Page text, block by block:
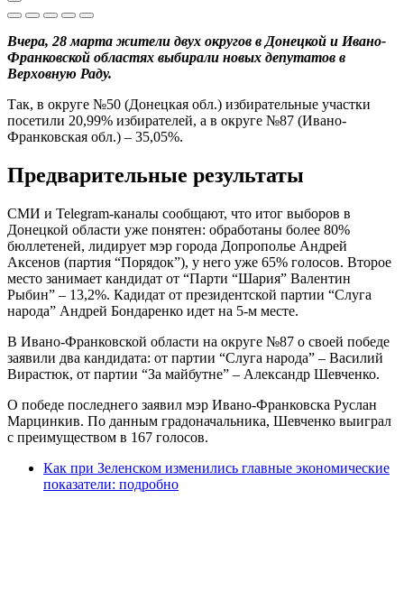
Вчера, 28 марта жители двух округов в Донецкой и Ивано-
Франковской областях выбирали новых депутатов в
Верховную Раду.
Так, в округе №50 (Донецкая обл.) избирательные участки
посетили 20,99% избирателей, а в округе №87 (Ивано-
Франковская обл.) – 35,05%.
Предварительные результаты
СМИ и Telegram-каналы сообщают, что итог выборов в
Донецкой области уже понятен: обработаны более 80%
бюллетеней, лидирует мэр города Допрополье Андрей
Аксенов (партия “Порядок”), у него уже 65% голосов. Второе
место занимает кандидат от “Парти “Шария” Валентин
Рыбин” – 13,2%. Кадидат от президентской партии “Слуга
народа” Андрей Бондаренко идет на 5-м месте.
В Ивано-Франковской области на округе №87 о своей победе
заявили два кандидата: от партии “Слуга народа” – Василий
Вирастюк, от партии “За майбутне” – Александр Шевченко.
О победе последнего заявил мэр Ивано-Франковска Руслан
Марцинкив. По данным градоначальника, Шевченко выиграл
с преимуществом в 167 голосов.
Как при Зеленском изменились главные экономические
показатели: подробно